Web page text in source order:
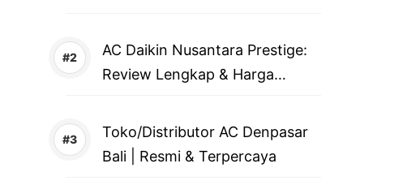
AC Daikin Nusantara Prestige:
Review Lengkap & Harga
Toko/Distributor AC Denpasar
Bali | Resmi & Terpercaya